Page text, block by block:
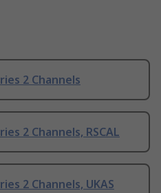
2 Channels
2 Channels, RSCAL
2 Channels, UKAS